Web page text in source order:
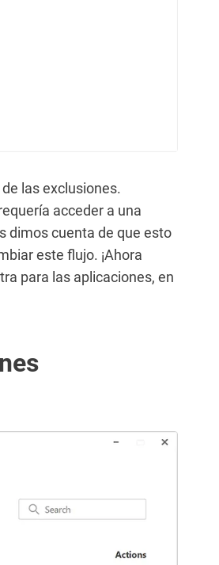
las exclusiones.
acceder a una
dimos cuenta de que esto
este flujo. ¡Ahora
para las aplicaciones, en